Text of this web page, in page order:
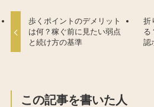
歩くポイントのデメリット
は何？稼ぐ前に見たい弱点
と続け方の基準
折
る
認
この記事を書いた人